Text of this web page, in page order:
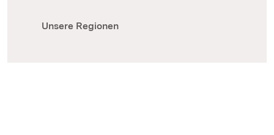
Unsere Regionen